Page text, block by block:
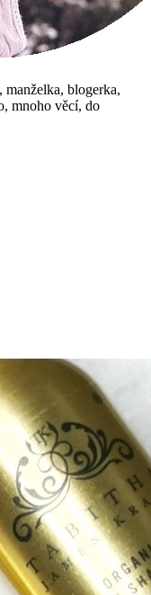
manželka, blogerka,
mnoho věcí, do